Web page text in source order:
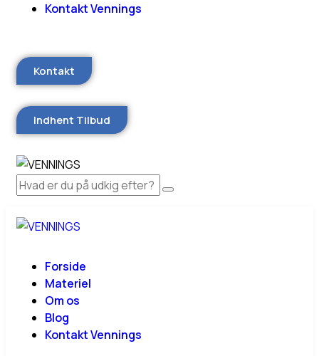
Kontakt Vennings
Kontakt
Indhent Tilbud
Forside
Materiel
Om os
Blog
Kontakt Vennings